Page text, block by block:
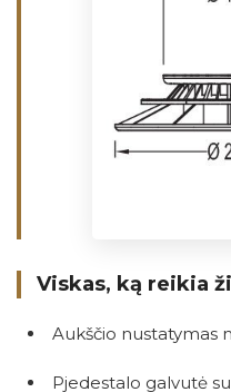
Viskas, ką reikia
Aukščio nustatymas
Pjedestalo galvutė